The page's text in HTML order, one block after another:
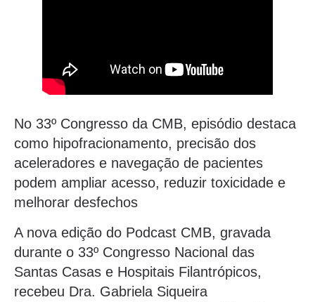
No 33º Congresso da CMB, episódio destaca
como hipofracionamento, precisão dos
aceleradores e navegação de pacientes
podem ampliar acesso, reduzir toxicidade e
melhorar desfechos
A nova edição do Podcast CMB, gravada
durante o 33º Congresso Nacional das
Santas Casas e Hospitais Filantrópicos,
recebeu Dra. Gabriela Siqueira